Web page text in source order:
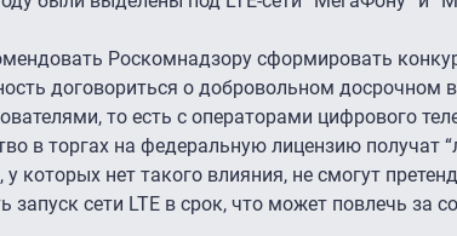
Роскомнадзору сформировать
договориться о добровольном досрочном
то есть с операторами цифрового
в торгах на федеральную лицензию получат
которых нет такого влияния, не смогут
запуск сети LTE в срок, что может повлечь за